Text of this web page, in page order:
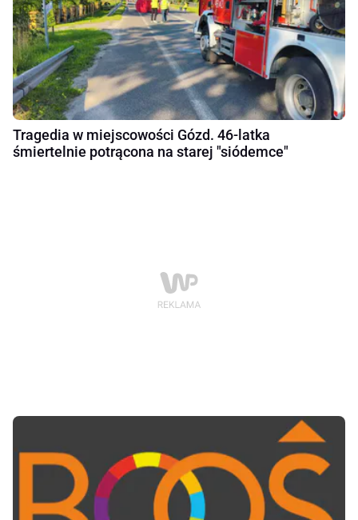
Tragedia w miejscowości Gózd. 46-latka
śmiertelnie potrącona na starej "siódemce"